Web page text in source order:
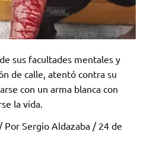
sus facultades mentales y
de calle, atentó contra su
con un arma blanca con
la vida.
Sergio Aldazaba / 24 de